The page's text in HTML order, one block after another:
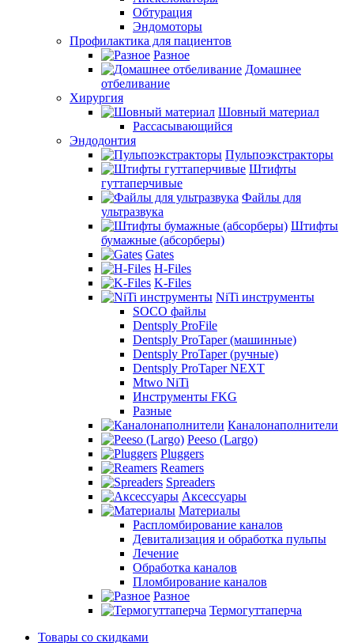
Обтурация
Эндомоторы
Профилактика для пациентов
Разное
Домашнее
отбеливание
Хирургия
Шовный материал
Рассасывающийся
Эндодонтия
Пульпоэкстракторы
Штифты
гуттаперчивые
Файлы для
ультразвука
Штифты
бумажные (абсорберы)
Gates
H-Files
K-Files
NiTi инструменты
SOCO файлы
Dentsply ProFile
Dentsply ProTaper (машинные)
Dentsply ProTaper (ручные)
Dentsply ProTaper NEXT
Mtwo NiTi
Инструменты FKG
Разные
Каналонаполнители
Peeso (Largo)
Pluggers
Reamers
Spreaders
Аксессуары
Материалы
Распломбирование каналов
Девитализация и обработка пульпы
Лечение
Обработка каналов
Пломбирование каналов
Разное
Термогуттаперча
Товары со скидками